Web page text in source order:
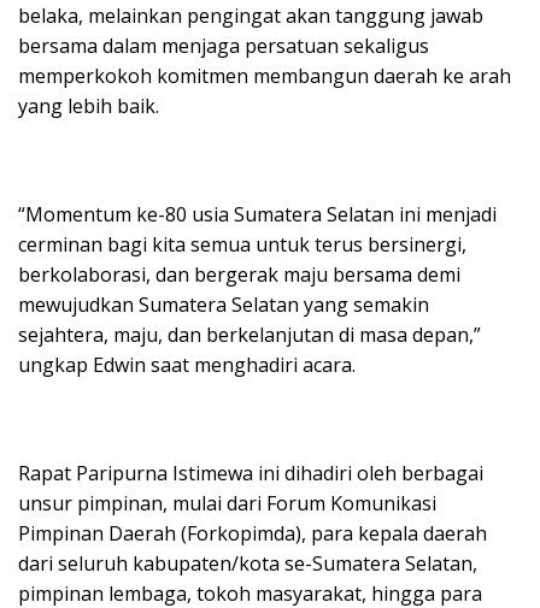
belaka, melainkan pengingat akan tanggung jawab
bersama dalam menjaga persatuan sekaligus
memperkokoh komitmen membangun daerah ke arah
yang lebih baik.
“Momentum ke-80 usia Sumatera Selatan ini menjadi
cerminan bagi kita semua untuk terus bersinergi,
berkolaborasi, dan bergerak maju bersama demi
mewujudkan Sumatera Selatan yang semakin
sejahtera, maju, dan berkelanjutan di masa depan,”
ungkap Edwin saat menghadiri acara.
Rapat Paripurna Istimewa ini dihadiri oleh berbagai
unsur pimpinan, mulai dari Forum Komunikasi
Pimpinan Daerah (Forkopimda), para kepala daerah
dari seluruh kabupaten/kota se-Sumatera Selatan,
pimpinan lembaga, tokoh masyarakat, hingga para